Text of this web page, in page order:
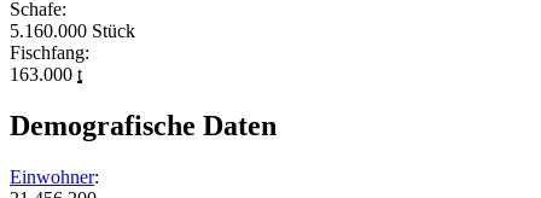
Schafe:
5.160.000 Stück
Fischfang:
163.000 t
Demografische Daten
Einwohner: